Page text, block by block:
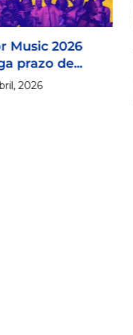
Music 2026
prazo de...
2026